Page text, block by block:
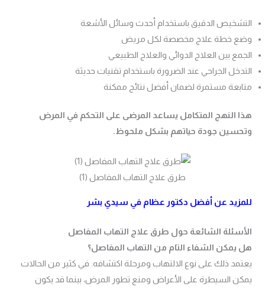
التشخيص الدقيق باستخدام أحدث وسائل الأشعة
وضع خطة علاج مخصصة لكل مريض
الجمع بين العلاج الدوائي والعلاج الطبيعي
التدخل الجراحي عند الضرورة باستخدام تقنيات حديثة
متابعة مستمرة لضمان أفضل نتائج ممكنة
هذا النهج المتكامل يساعد المرضى على التحكم في المرض
وتحسين جودة حياتهم بشكل ملحوظ.
طرق علاج التهاب المفاصل (1)
للمزيد عن أفضل دكتور عظام في سيدي بشر
الأسئلة الشائعة حول طرق علاج التهاب المفاصل
هل يمكن الشفاء التام من التهاب المفاصل؟
يعتمد ذلك على نوع الالتهاب ومرحلة اكتشافه. في كثير من الحالات
يمكن السيطرة على الأعراض ومنع تطور المرض، بينما قد يكون